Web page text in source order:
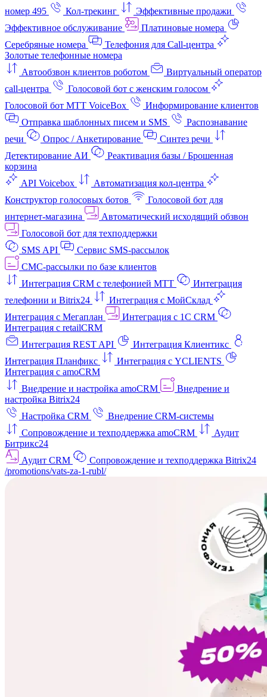
номер 495
Кол-трекинг
Эффективные продажи
Эффективное обслуживание
Платиновые номера
Серебряные номера
Телефония для Call-центра
Золотые телефонные номера
Автообзвон клиентов роботом
Виртуальный оператор
call-центра
Голосовой бот с женским голосом
Голосовой бот МТТ VoiceBox
Информирование клиентов
Отправка шаблонных писем и SMS
Распознавание
речи
Опрос / Анкетирование
Синтез речи
Детектирование АИ
Реактивация базы / Брошенная
корзина
API Voicebox
Автоматизация кол‑центра
Конструктор голосовых ботов
Голосовой бот для
интернет‑магазина
Автоматический исходящий обзвон
Голосовой бот для техподдержки
SMS API
Сервис SMS-рассылок
СМС-рассылки по базе клиентов
Интеграция CRM с телефонией МТТ
Интеграция
телефонии и Bitrix24
Интеграция с МойСклад
Интеграция с Мегаплан
Интеграция с 1C CRM
Интеграция с retailCRM
Интеграция REST API
Интеграция Клиентикс
Интеграция Планфикс
Интеграция с YCLIENTS
Интеграция с amoCRM
Внедрение и настройка amoCRM
Внедрение и
настройка Bitrix24
Настройка CRM
Внедрение CRM-системы
Сопровождение и техподдержка amoCRM
Аудит
Битрикс24
Аудит CRM
Сопровождение и техподдержка Bitrix24
/promotions/vats-za-1-rubl/